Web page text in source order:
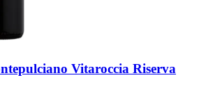
Vitaroccia Riserva